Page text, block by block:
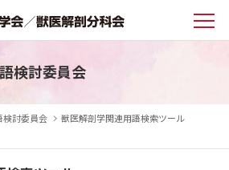
検討委員会
検討委員会
獣医解剖学関連用語検索ツール